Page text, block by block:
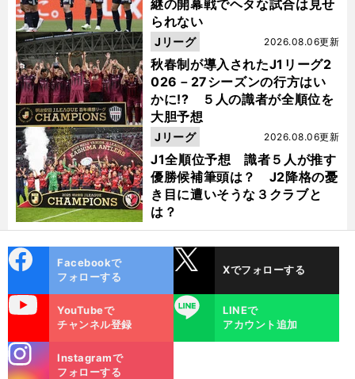
継の開幕戦でヘタな試合は見せ
られない
秋春制が導入されたJ1リーグ2
026－27シーズンの行方はい
かに!? ５人の識者が全順位を
大胆予想
2026.08.06更新
Jリーグ
J1全順位予想 識者５人が推す
優勝候補筆頭は？ J2降格の憂
き目に遭いそうな３クラブと
は？
2026.08.06更新
Jリーグ
ok
Facebookで
フォローする
Xでフォローする
YouTubeで
チャンネル登録
LINE
LINEで
アカウント追加
m
Instagramで
フォローする